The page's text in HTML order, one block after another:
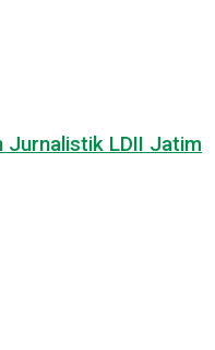
Jurnalistik LDII Jatim